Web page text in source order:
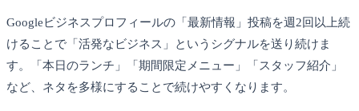
Googleビジネスプロフィールの「最新情報」投稿を週2回以上続
けることで「活発なビジネス」というシグナルを送り続けま
す。「本日のランチ」「期間限定メニュー」「スタッフ紹介」
など、ネタを多様にすることで続けやすくなります。